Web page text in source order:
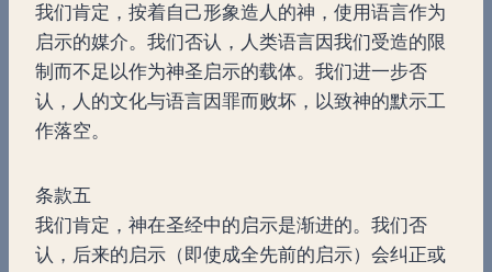
我们肯定，按着自己形象造人的神，使用语言作为
启示的媒介。我们否认，人类语言因我们受造的限
制而不足以作为神圣启示的载体。我们进一步否
认，人的文化与语言因罪而败坏，以致神的默示工
作落空。
条款五
我们肯定，神在圣经中的启示是渐进的。我们否
认，后来的启示（即使成全先前的启示）会纠正或